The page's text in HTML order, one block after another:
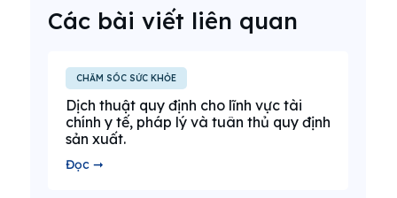
Các bài viết liên quan
CHĂM SÓC SỨC KHỎE
Dịch thuật quy định cho lĩnh vực tài
chính y tế, pháp lý và tuân thủ quy định
sản xuất.
Đọc ➞